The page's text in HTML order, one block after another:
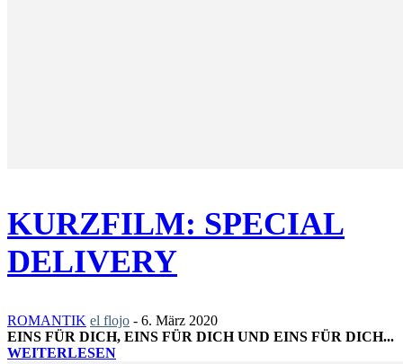
KURZFILM: SPECIAL
DELIVERY
ROMANTIK el flojo - 6. März 2020
EINS FÜR DICH, EINS FÜR DICH UND EINS FÜR DICH...
WEITERLESEN